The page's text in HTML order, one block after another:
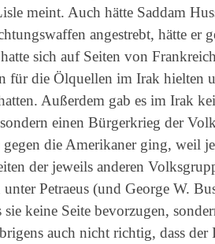
meint. Auch hätte Saddam
angestrebt, hätte er
sich auf Seiten von
für die Ölquellen im Irak hielten
Außerdem gab es im Irak
einen Bürgerkrieg der
gegen die Amerikaner ging, weil
der jeweils anderen
Petraeus (und George W.
sie keine Seite bevorzugen,
auch nicht richtig, dass